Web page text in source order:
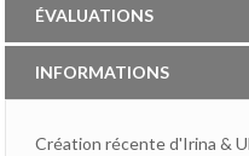
ÉVALUATIONS
INFORMATIONS
Création récente d'Irina &